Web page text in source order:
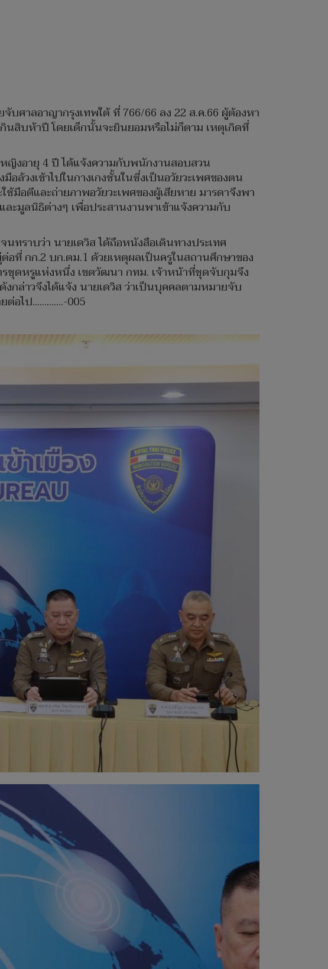
ศาลอาญากรุงเทพใต้ ที่ 766/66 ลง 22 ส.ค.66 ผู้ต้องหา
นสิบห้าปี โดยเด็กนั้นจะยินยอมหรือไม่ก็ตาม เหตุเกิดที่
ญิงอายุ 4 ปี ได้แจ้งความกับพนักงานสอบสวน
วงเข้าไปในกางเกงชั้นในซึ่งเป็นอวัยวะเพศของตน
ช้มือตีและถ่ายภาพอวัยวะเพศของผู้เสียหาย มารดาจึงพา
ละมูลนิธิต่างๆ เพื่อประสานงานพาเข้าแจ้งความกับ
ราบว่า นายเดวิส ได้ถือหนังสือเดินทางประเทศ
ต่อที่ กก.2 บก.ตม.1 ด้วยเหตุผลเป็นครูในสถานศึกษาของ
รชุดหรูแห่งหนึ่ง เขตวัฒนา กทม. เจ้าหน้าที่ชุดจับกุมจึง
ล่าวจึงได้แจ้ง นายเดวิส ว่าเป็นบุคคลตามหมายจับ
อไป.............-005